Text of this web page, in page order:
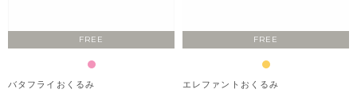
FREE
バタフライおくるみ
FREE
エレファントおくるみ